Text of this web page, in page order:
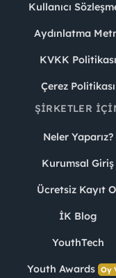
Kullanıcı
Aydınlatma
KVKK Politikası
Çerez Politikası
ŞIRKETLER
Neler Yaparız?
Kurumsal Giriş
Ücretsiz Kayıt
İK Blog
YouthTech
Youth Awards Oy